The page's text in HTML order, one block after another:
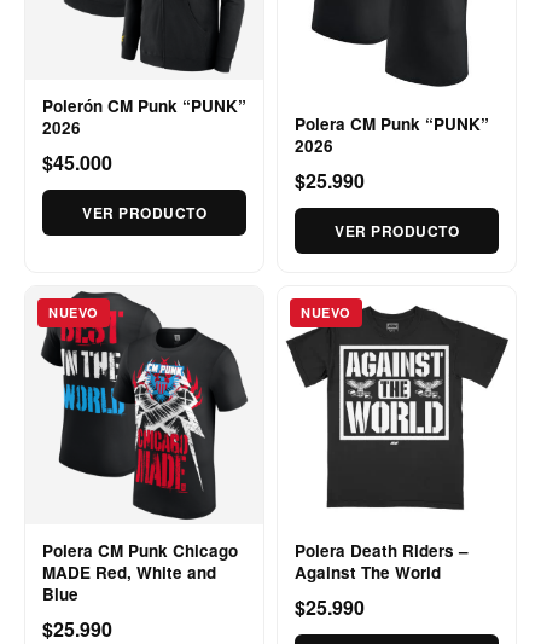
Polerón CM Punk “PUNK”
2026
$45.000
VER PRODUCTO
Polera CM Punk “PUNK”
2026
$25.990
VER PRODUCTO
NUEVO
Polera CM Punk Chicago
MADE Red, White and
Blue
$25.990
NUEVO
Polera Death Riders –
Against The World
$25.990